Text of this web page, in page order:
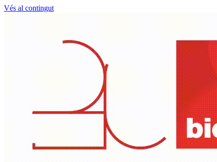
Vés al contingut